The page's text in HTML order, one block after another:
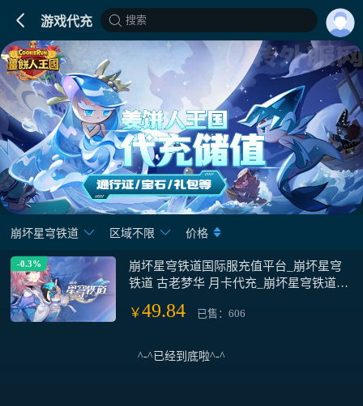
游戏代充 搜索
崩坏星穹铁道 区域不限 价格
-0.3%
崩坏星穹铁道国际服充值平台_崩坏星穹
铁道 古老梦华 月卡代充_崩坏星穹铁道手
￥49.84 已售：606
^-^已经到底啦^-^